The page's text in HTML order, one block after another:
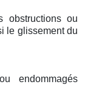
obstructions ou
le glissement du
endommagés